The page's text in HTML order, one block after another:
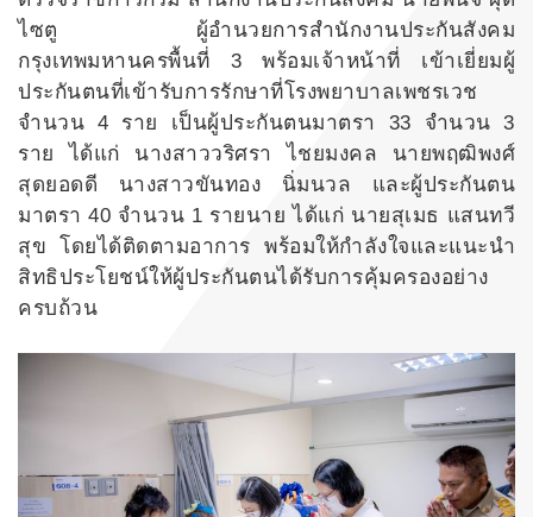
ไซตู ผู้อำนวยการสำนักงานประกันสังคม
กรุงเทพมหานครพื้นที่ 3 พร้อมเจ้าหน้าที่ เข้าเยี่ยมผู้
ประกันตนที่เข้ารับการรักษาที่โรงพยาบาลเพชรเวช
จำนวน 4 ราย เป็นผู้ประกันตนมาตรา 33 จำนวน 3
ราย ได้แก่ นางสาววริศรา ไชยมงคล นายพฤฒิพงศ์
สุดยอดดี นางสาวขันทอง นิ่มนวล และผู้ประกันตน
มาตรา 40 จำนวน 1 รายนาย ได้แก่ นายสุเมธ แสนทวี
สุข โดยได้ติดตามอาการ พร้อมให้กำลังใจและแนะนำ
สิทธิประโยชน์ให้ผู้ประกันตนได้รับการคุ้มครองอย่าง
ครบถ้วน